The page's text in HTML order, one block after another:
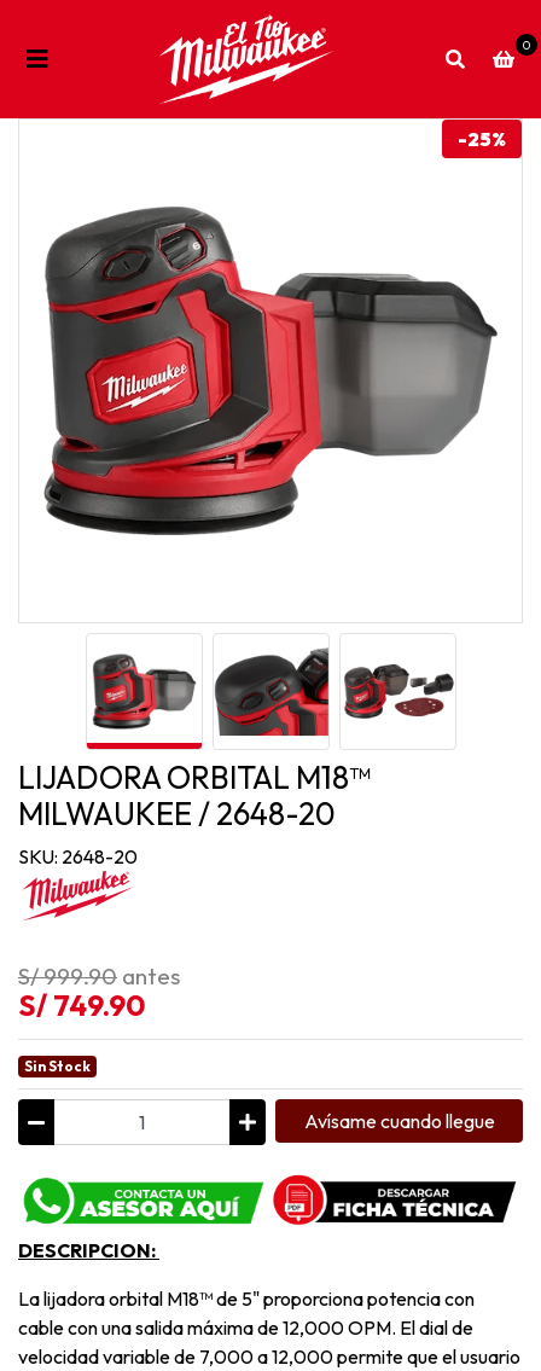
0
-25%
LIJADORA ORBITAL M18™
MILWAUKEE / 2648-20
SKU: 2648-20
S/ 999.90 antes
S/ 749.90
Sin Stock
Avísame cuando llegue
DESCRIPCION:
La lijadora orbital M18™ de 5" proporciona potencia con
cable con una salida máxima de 12,000 OPM. El dial de
velocidad variable de 7,000 a 12,000 permite que el usuario